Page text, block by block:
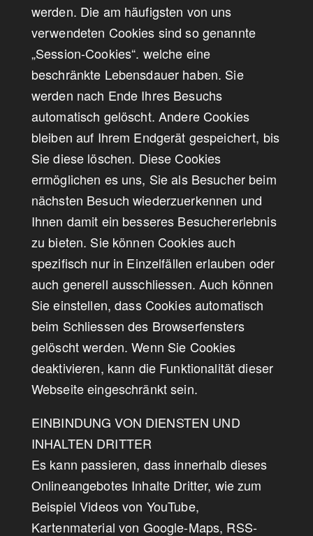
werden. Die am häufigsten von uns
verwendeten Cookies sind so genannte
„Session-Cookies“. welche eine
beschränkte Lebensdauer haben. Sie
werden nach Ende Ihres Besuchs
automatisch gelöscht. Andere Cookies
bleiben auf Ihrem Endgerät gespeichert, bis
Sie diese löschen. Diese Cookies
ermöglichen es uns, Sie als Besucher beim
nächsten Besuch wiederzuerkennen und
Ihnen damit ein besseres Besuchererlebnis
zu bieten. Sie können Cookies auch
spezifisch nur in Einzelfällen erlauben oder
auch generell ausschliessen. Auch können
Sie einstellen, dass Cookies automatisch
beim Schliessen des Browserfensters
gelöscht werden. Wenn Sie Cookies
deaktivieren, kann die Funktionalität dieser
Webseite eingeschränkt sein.
EINBINDUNG VON DIENSTEN UND
INHALTEN DRITTER
Es kann passieren, dass innerhalb dieses
Onlineangebotes Inhalte Dritter, wie zum
Beispiel Videos von YouTube,
Kartenmaterial von Google-Maps, RSS-